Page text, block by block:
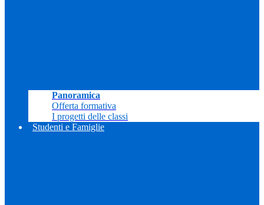
Panoramica
Offerta formativa
I progetti delle classi
Studenti e Famiglie